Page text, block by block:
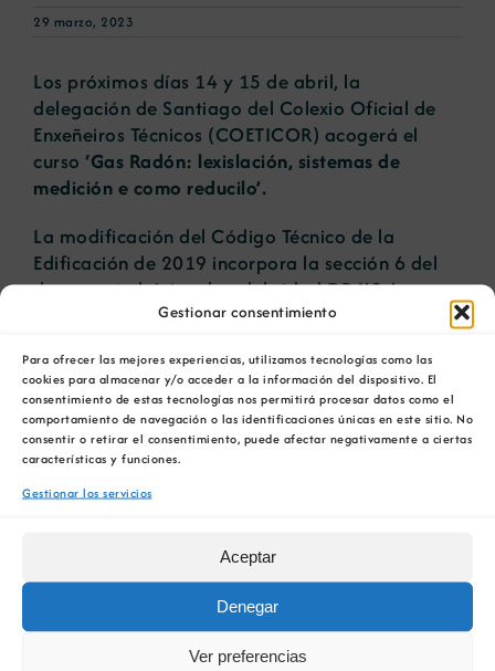
Gestionar consentimiento
Para ofrecer las mejores experiencias, utilizamos tecnologías como las
cookies para almacenar y/o acceder a la información del dispositivo. El
consentimiento de estas tecnologías nos permitirá procesar datos como el
comportamiento de navegación o las identificaciones únicas en este sitio. No
consentir o retirar el consentimiento, puede afectar negativamente a ciertas
características y funciones.
Gestionar los servicios
Aceptar
Denegar
Ver preferencias
29 marzo, 2023
Los próximos días 14 y 15 de abril, la
delegación de Santiago del Colexio Oficial de
Enxeñeiros Técnicos (COETICOR) acogerá el
curso ‘Gas Radón: lexislación, sistemas de
medición e como reducilo’.
La modificación del Código Técnico de la
Edificación de 2019 incorpora la sección 6 del
documento básico de salubridad DB HS-6:
protección contra el radón, que tiene por objeto
concentraciones excesivas en la edificación. Por
ello, ladelegación en Santiago del COETICOR
organiza este curso sobre el origen de este gas y
lossistemas de medición y reducción en el
ámbito laboral.
repartidas entre el 13 y el 14 de abril, y será
impartido por los Alberto Ruano y el director del
Laboratorio de Radón de Galicia, Juan Miguel
Barros, ambos pertenecientes al Área de Medina
Preventiva y Salud Pública de la USC.